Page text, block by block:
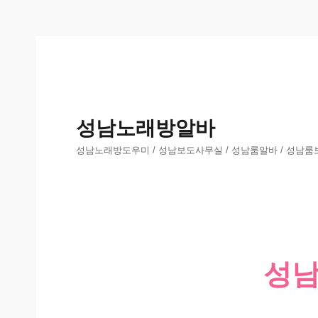
성남노래방알바
성남노래방도우미 / 성남보도사무실 / 성남룸알바 / 성남룸
성